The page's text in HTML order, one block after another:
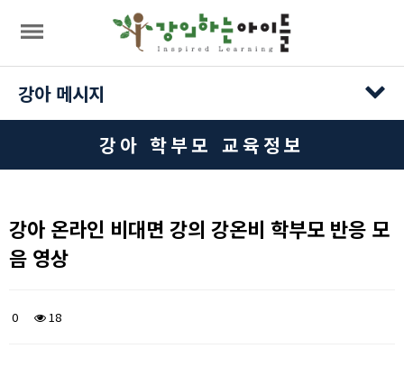
강아 메시지
강아 학부모 교육정보
강아 온라인 비대면 강의 강온비 학부모 반응 모
음 영상
0 18